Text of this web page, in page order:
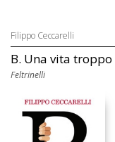
Filippo Ceccarelli
B. Una vita troppo
Feltrinelli